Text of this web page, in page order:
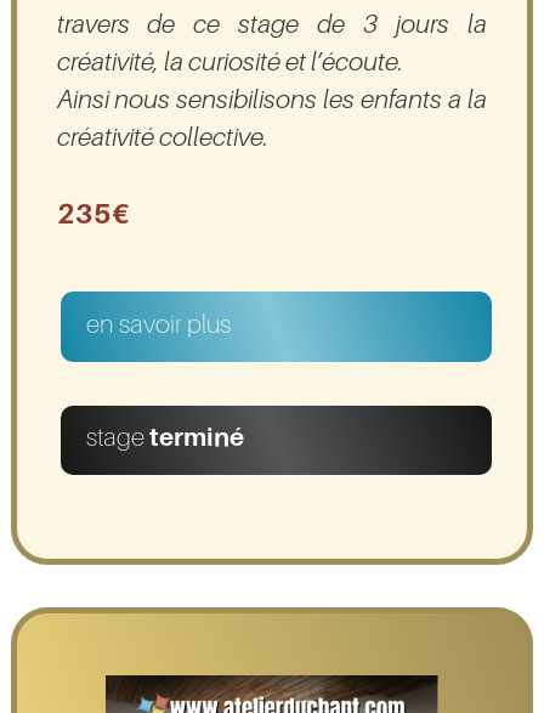
travers de ce stage de 3 jours la
créativité, la curiosité et l’écoute.
Ainsi nous sensibilisons les enfants a la
créativité collective.
235€
en savoir plus
stageterminé